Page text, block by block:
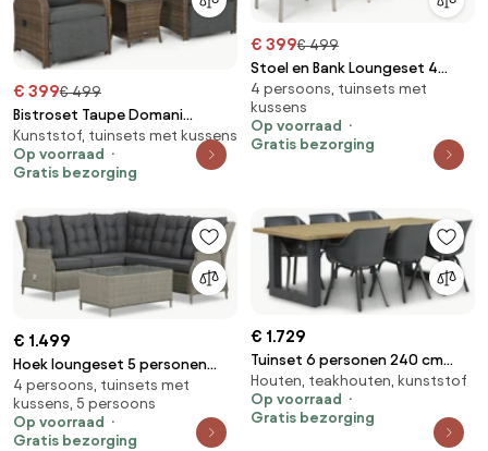
€ 399€ 499
Bistroset Taupe Domani
Furniture Relaxa
Kunststof, tuinsets met kussens
Op voorraad
Gratis bezorging
€ 399€ 499
Stoel en Bank Loungeset 4
personen Aluminium
Zand/Beige Domani Furniture
Leaf
4 persoons, tuinsets met
kussens
Op voorraad
Gratis bezorging
€ 1.499
Hoek loungeset 5 personen
Wicker Grijs Garden Collections
New Castle
4 persoons, tuinsets met
kussens, 5 persoons
Op voorraad
Gratis bezorging
€ 1.729
Tuinset 6 personen 240 cm
Kunststof Grijs Hartman Sophie
Houten, teakhouten, kunststof
Op voorraad
Gratis bezorging